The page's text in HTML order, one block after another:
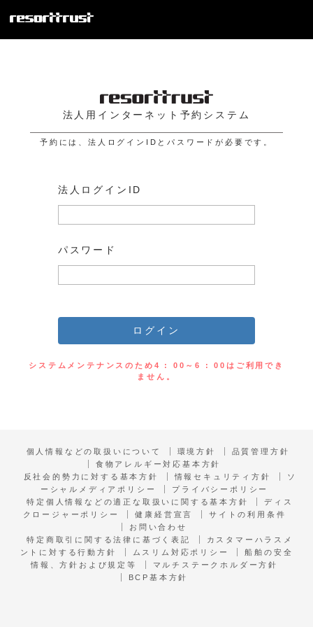
法人用インターネット予約システム
予約には、法人ログインIDとパスワードが必要です。
法人ログインID
パスワード
システムメンテナンスのため4 : 00～6 : 00はご利用でき
ません。
個人情報などの取扱いについて 環境方針
品質管理方針
食物アレルギー対応基本方針
反社会的勢力に対する基本方針
情報セキュリティ方針
ソ
ーシャルメディアポリシー
プライバシーポリシー
特定個人情報などの適正な取扱いに関する基本方針
ディス
クロージャーポリシー
健康経営宣言
サイトの利用条件
お問い合わせ
特定商取引に関する法律に基づく表記
カスタマーハラスメ
ントに対する行動方針
ムスリム対応ポリシー
船舶の安全
情報、方針および規定等
マルチステークホルダー方針
BCP基本方針